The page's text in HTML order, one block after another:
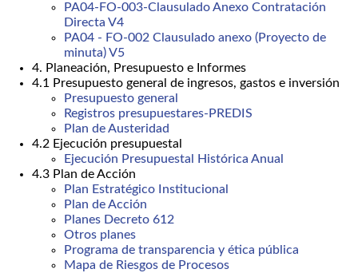
PA04-FO-003-Clausulado Anexo Contratación
Directa V4
PA04 - FO-002 Clausulado anexo (Proyecto de
minuta) V5
4. Planeación, Presupuesto e Informes
4.1 Presupuesto general de ingresos, gastos e inversión
Presupuesto general
Registros presupuestares-PREDIS
Plan de Austeridad
4.2 Ejecución presupuestal
Ejecución Presupuestal Histórica Anual
4.3 Plan de Acción
Plan Estratégico Institucional
Plan de Acción
Planes Decreto 612
Otros planes
Programa de transparencia y ética pública
Mapa de Riesgos de Procesos